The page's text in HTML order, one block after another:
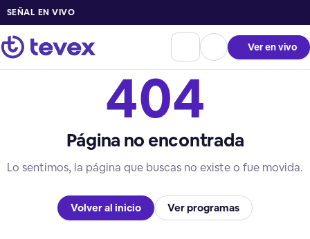
SEÑAL EN VIVO
Ver en vivo
404
Página no encontrada
Lo sentimos, la página que buscas no existe o fue movida.
Volver al inicio Ver programas